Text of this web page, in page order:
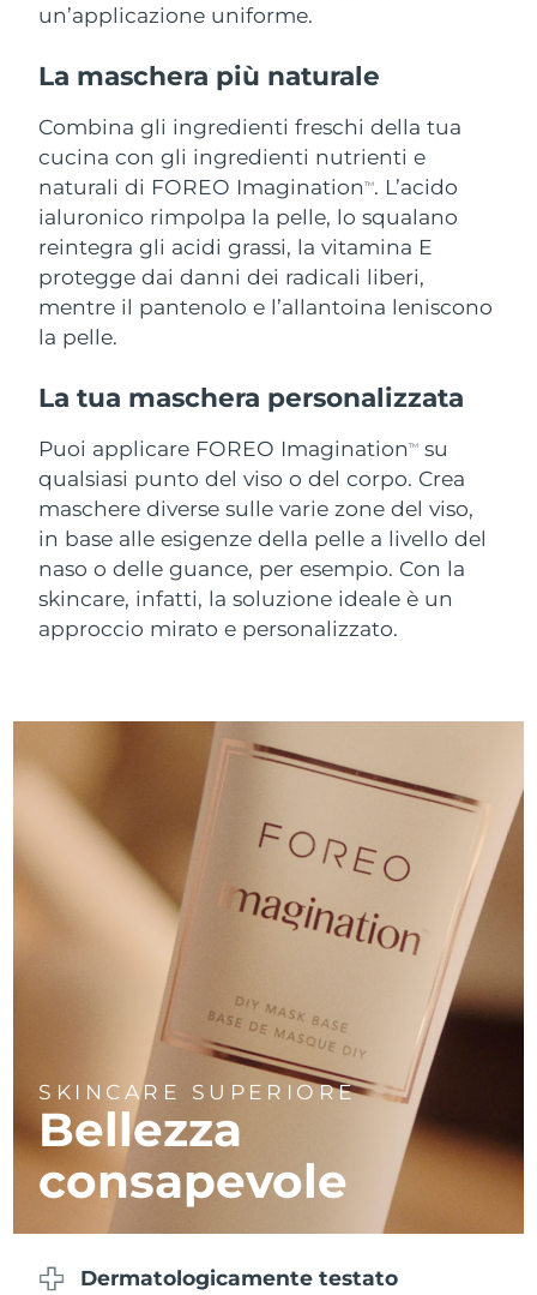
un’applicazione uniforme.
La maschera più naturale
Combina gli ingredienti freschi della tua
cucina con gli ingredienti nutrienti e
naturali di FOREO ImaginationTM. L’acido
ialuronico rimpolpa la pelle, lo squalano
reintegra gli acidi grassi, la vitamina E
protegge dai danni dei radicali liberi,
mentre il pantenolo e l’allantoina leniscono
la pelle.
La tua maschera personalizzata
Puoi applicare FOREO ImaginationTM
su
qualsiasi punto del viso o del corpo. Crea
maschere diverse sulle varie zone del viso,
in base alle esigenze della pelle a livello del
naso o delle guance, per esempio. Con la
skincare, infatti, la soluzione ideale è un
approccio mirato e personalizzato.
SKINCARE SUPERIORE
Bellezza
consapevole
Dermatologicamente testato
Spagna Consegna stimata
Svezia Consegna stimata
Svizzera Consegna stimata 08/08/26
Taiwan Consegna stimata13/08/26
Thailandia Consegna stimata12/08/26
Turchia Consegna stimata09/08/26
Stati Uniti Consegna stimata09/08/26
Uzbekistan Consegna stimata13/08/26
Vietnam Consegna stimata 14/08/26